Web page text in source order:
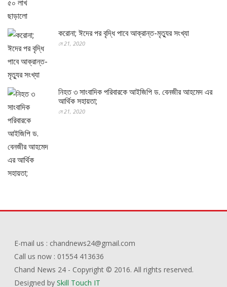
করোনা; ঈদের পর বৃদ্ধি পাবে আক্রান্ত-মৃত্যুর সংখ্যা
মে 21, 2020
নিহত ৩ সাংবাদিক পরিবারকে আইজিপি ড. বেনজীর আহমেদ এর
আর্থিক সহায়তা;
মে 21, 2020
E-mail us : chandnews24@gmail.com
Call us now : 01554 413636
Chand News 24 - Copyright © 2016. All rights reserved.
Designed bySkill Touch IT